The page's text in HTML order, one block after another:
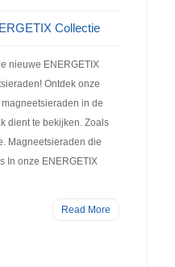
Collectie
nieuwe ENERGETIX
Ontdek onze
in de
dient te bekijken. Zoals
Magneetsieraden die
In onze ENERGETIX
Read More